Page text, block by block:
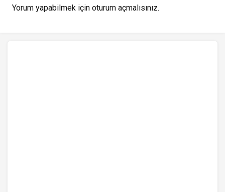
Yorum yapabilmek için oturum açmalısınız.